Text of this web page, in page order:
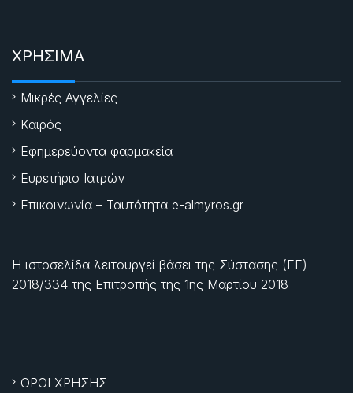
ΧΡΗΣΙΜΑ
Μικρές Αγγελίες
Καιρός
Εφημερεύοντα φαρμακεία
Ευρετήριο Ιατρών
Επικοινωνία – Ταυτότητα e-almyros.gr
Η ιστοσελίδα λειτουργεί βάσει της Σύστασης (ΕΕ)
2018/334 της Επιτροπής της 1ης Μαρτίου 2018
ΟΡΟΙ ΧΡΗΣΗΣ